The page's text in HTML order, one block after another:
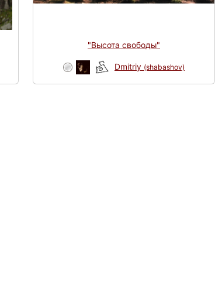
"Высота свободы"
Dmitriy (shabashov)